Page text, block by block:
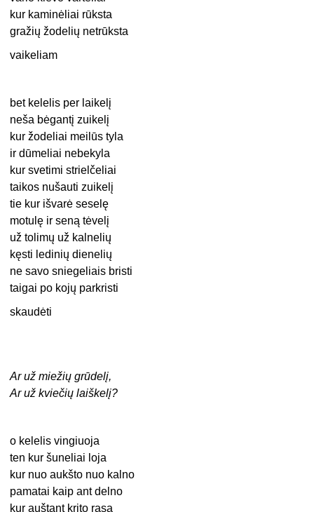
kur kaminėliai rūksta
gražių žodelių netrūksta
vaikeliam
bet kelelis per laikelį
neša bėgantį zuikelį
kur žodeliai meilūs tyla
ir dūmeliai nebekyla
kur svetimi strielčeliai
taikos nušauti zuikelį
tie kur išvarė seselę
motulę ir seną tėvelį
už tolimų už kalnelių
kęsti ledinių dienelių
ne savo sniegeliais bristi
taigai po kojų parkristi
skaudėti
Ar už miežių grūdelį,
Ar už kviečių laiškelį?
o kelelis vingiuoja
ten kur šuneliai loja
kur nuo aukšto nuo kalno
pamatai kaip ant delno
kur auštant krito rasa